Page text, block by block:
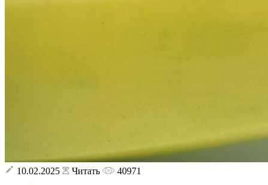
10.02.2025 Читать
40971